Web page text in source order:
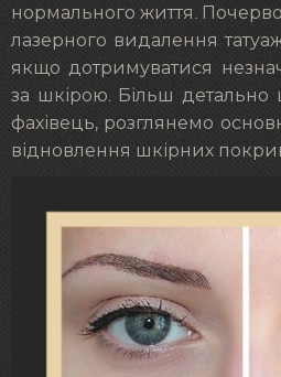
нормального життя.
лазерного видалення
якщо дотримуватися
за шкірою. Більш детально
фахівець, розглянемо
відновлення шкірних